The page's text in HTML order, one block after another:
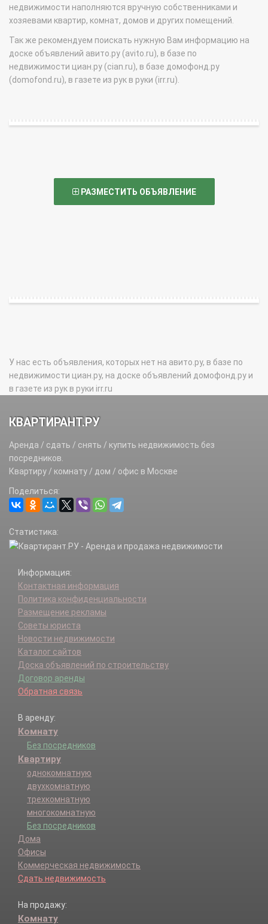
недвижимости наполняются вручную собственниками и
хозяевами квартир, комнат, домов и других помещений.
Так же рекомендуем поискать нужную Вам информацию на
доске объявлений авито.ру (avito.ru), в базе по
недвижимости циан.ру (cian.ru), в базе домофонд.ру
(domofond.ru), в газете из рук в руки (irr.ru).
РАЗМЕСТИТЬ ОБЪЯВЛЕНИЕ
У нас есть объявления, которых нет на авито.ру, в базе по
недвижимости циан.ру, на доске объявлений домофонд.ру и
в газете из рук в руки irr.ru
КВАРТИРАНТ.РУ
Аренда / сдать / снять / купить недвижимость без
посредников.
Квартиру / комнату / дом / офис в Москве
Поделиться:
Статистика:
Информация:
Контактная информация
Политика конфиденциальности
Размещение рекламы
Советы юриста
Новости недвижимости
Каталог сайтов
Доска объявлений по строительству
Договор аренды
Обратная связь
В аренду:
Комнату
Без посредников
Квартиру
однокомнатную
двухкомнатную
трехкомнатную
многокомнатную
Без посредников
Дома
Офисы
Коммерческая недвижимость
Сдать недвижимость
На продажу:
Комнату